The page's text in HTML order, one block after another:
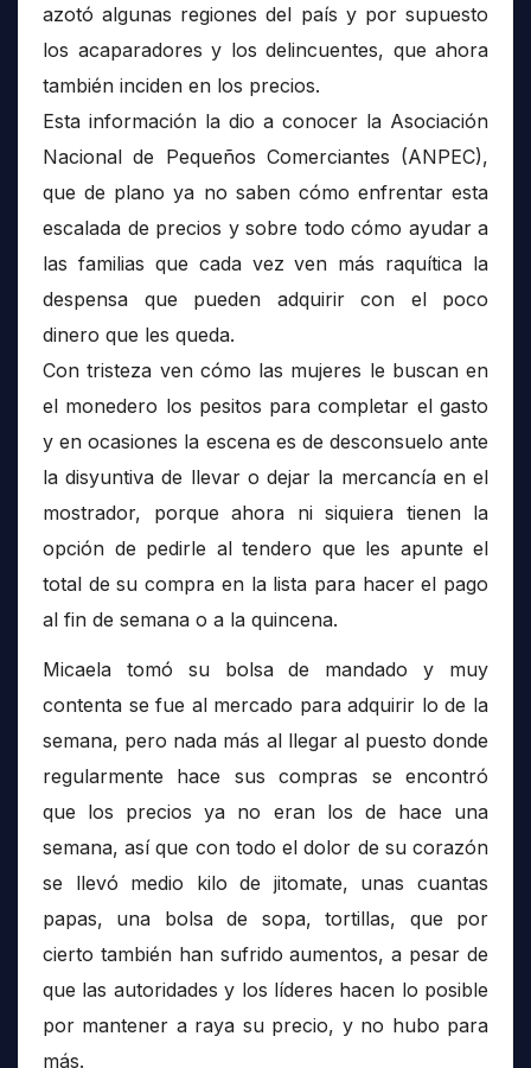
azotó algunas regiones del país y por supuesto
los acaparadores y los delincuentes, que ahora
también inciden en los precios.
Esta información la dio a conocer la Asociación
Nacional de Pequeños Comerciantes (ANPEC),
que de plano ya no saben cómo enfrentar esta
escalada de precios y sobre todo cómo ayudar a
las familias que cada vez ven más raquítica la
despensa que pueden adquirir con el poco
dinero que les queda.
Con tristeza ven cómo las mujeres le buscan en
el monedero los pesitos para completar el gasto
y en ocasiones la escena es de desconsuelo ante
la disyuntiva de llevar o dejar la mercancía en el
mostrador, porque ahora ni siquiera tienen la
opción de pedirle al tendero que les apunte el
total de su compra en la lista para hacer el pago
al fin de semana o a la quincena.
Micaela tomó su bolsa de mandado y muy
contenta se fue al mercado para adquirir lo de la
semana, pero nada más al llegar al puesto donde
regularmente hace sus compras se encontró
que los precios ya no eran los de hace una
semana, así que con todo el dolor de su corazón
se llevó medio kilo de jitomate, unas cuantas
papas, una bolsa de sopa, tortillas, que por
cierto también han sufrido aumentos, a pesar de
que las autoridades y los líderes hacen lo posible
por mantener a raya su precio, y no hubo para
más.